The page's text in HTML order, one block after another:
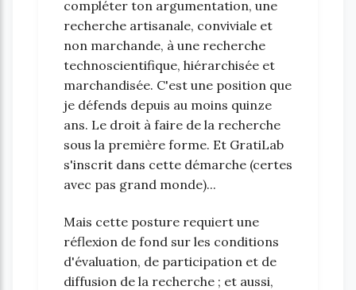
compléter ton argumentation, une
recherche artisanale, conviviale et
non marchande, à une recherche
technoscientifique, hiérarchisée et
marchandisée. C'est une position que
je défends depuis au moins quinze
ans. Le droit à faire de la recherche
sous la première forme. Et GratiLab
s'inscrit dans cette démarche (certes
avec pas grand monde)...
Mais cette posture requiert une
réflexion de fond sur les conditions
d'évaluation, de participation et de
diffusion de la recherche ; et aussi,